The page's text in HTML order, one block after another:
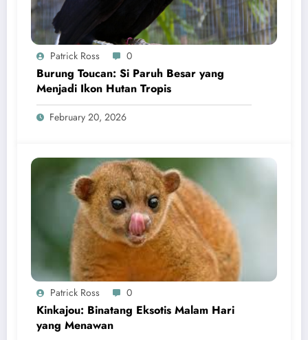
Patrick Ross 0
Burung Toucan: Si Paruh Besar yang
Menjadi Ikon Hutan Tropis
February 20, 2026
Patrick Ross 0
Kinkajou: Binatang Eksotis Malam Hari
yang Menawan